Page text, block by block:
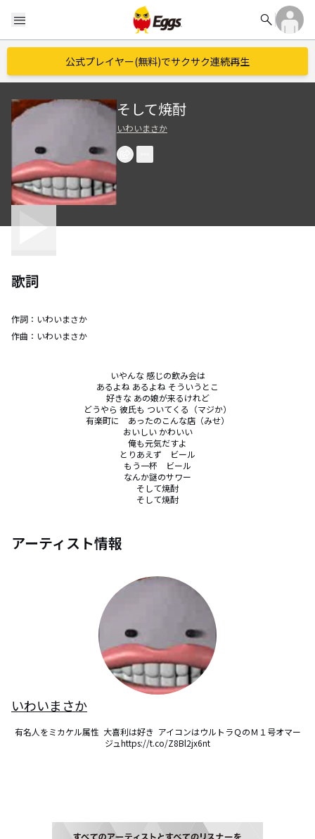
menu search
公式プレイヤー(無料)でサクサク連続再生
そして焼酎
いわいまさか
歌詞
作詞： いわいまさか
作曲： いわいまさか
いやんな 感じの飲み会は
あるよね あるよね そういうとこ
好きな あの娘が来るけれど
どうやら 彼氏も ついてくる（マジか）
有楽町に　あったのこんな店（みせ）
おいしい かわいい
俺も元気だすよ
とりあえず　ビール
もう一杯　ビール
なんか謎のサワー
そして焼酎
そして焼酎
アーティスト情報
いわいまさか
有名人をミカケル属性  大喜利は好き  アイコンはウルトラＱのＭ１号オマー
ジュhttps://t.co/Z8Bl2jx6nt